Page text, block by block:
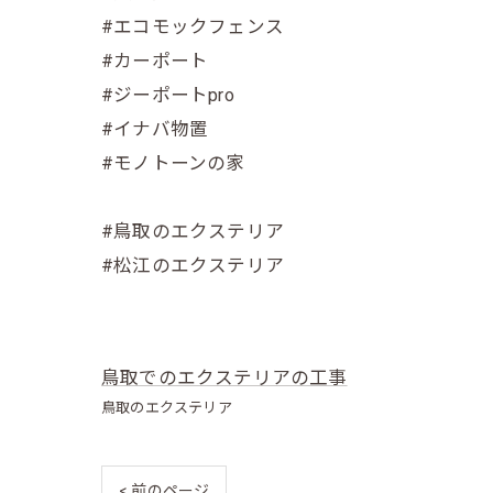
#エコモックフェンス
#カーポート
#ジーポートpro
#イナバ物置
#モノトーンの家
#鳥取のエクステリア
#松江のエクステリア
鳥取でのエクステリアの工事
鳥取のエクステリア